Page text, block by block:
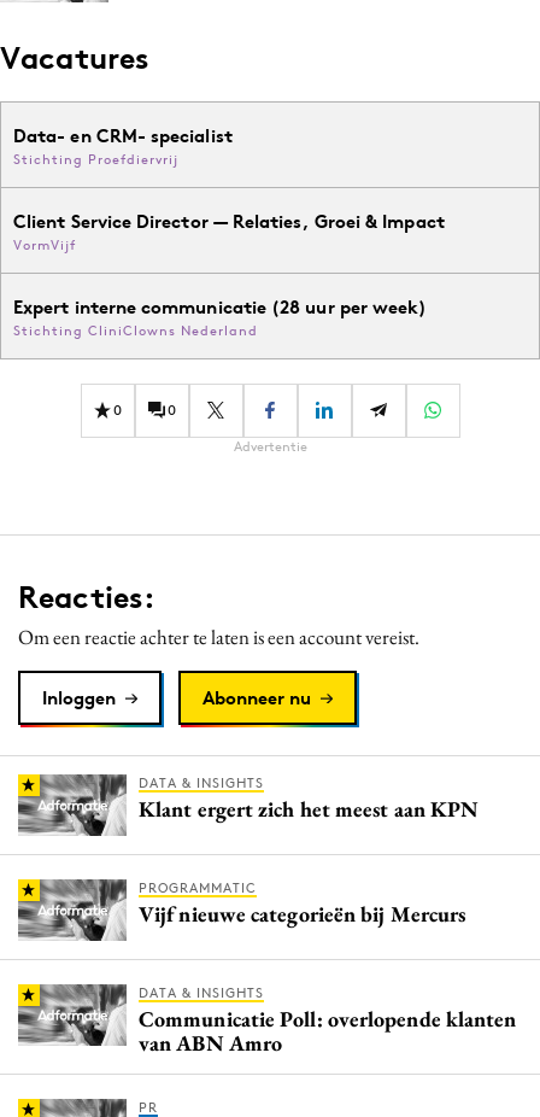
Reputatie & crisis
Vacatures
Data- en CRM- specialist
Stichting Proefdiervrij
Client Service Director — Relaties, Groei & Impact
VormVijf
Expert interne communicatie (28 uur per week)
Stichting CliniClowns Nederland
0 0
Advertentie
Reacties:
Om een reactie achter te laten is een account vereist.
Inloggen Abonneer nu
DATA & INSIGHTS
Klant ergert zich het meest aan KPN
PROGRAMMATIC
Vijf nieuwe categorieën bij Mercurs
DATA & INSIGHTS
Communicatie Poll: overlopende klanten
van ABN Amro
PR